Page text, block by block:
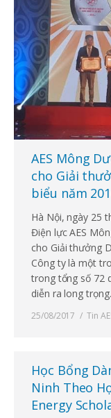
AES Mông
cho Giải
biểu năm
Hà Nội, ngày 25
Điện lực AES
cho Giải thưởng
Công ty là một
trong tổng số 72
diễn ra long
25/08/2017 Tin
Học Bổng
Ninh Theo
Energy